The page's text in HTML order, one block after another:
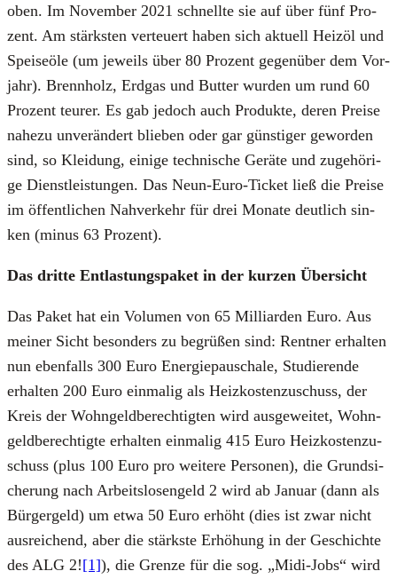
oben. Im Novem­ber 2021 schnell­te sie auf über fünf Pro­
zent. Am stärks­ten ver­teu­ert haben sich aktu­ell Heiz­öl und
Spei­se­öle (um jeweils über 80 Pro­zent gegen­über dem Vor­
jahr). Brenn­holz, Erd­gas und But­ter wur­den um rund 60
Pro­zent teu­rer. Es gab jedoch auch Pro­duk­te, deren Prei­se
nahe­zu unver­än­dert blie­ben oder gar güns­ti­ger gewor­den
sind, so Klei­dung, eini­ge tech­ni­sche Gerä­te und zuge­hö­ri­
ge Dienst­leis­tun­gen. Das Neun-Euro-Ticket ließ die Prei­se
im öffent­li­chen Nah­ver­kehr für drei Mona­te deut­lich sin­
ken (minus 63 Pro­zent).
Das drit­te Ent­las­tungs­pa­ket in der kur­zen Über­sicht
Das Paket hat ein Volu­men von 65 Mil­li­ar­den Euro. Aus
mei­ner Sicht beson­ders zu begrü­ßen sind: Rent­ner erhal­ten
nun eben­falls 300 Euro Ener­gie­pau­scha­le, Stu­die­ren­de
erhal­ten 200 Euro ein­ma­lig als Heiz­kos­ten­zu­schuss, der
Kreis der Wohn­geld­be­rech­tig­ten wird aus­ge­wei­tet, Wohn­
geld­be­rech­tig­te erhal­ten ein­ma­lig 415 Euro Heiz­kos­ten­zu­
schuss (plus 100 Euro pro wei­te­re Per­so­nen), die Grund­si­
che­rung nach Arbeits­lo­sen­geld 2 wird ab Janu­ar (dann als
Bür­ger­geld) um etwa 50 Euro erhöht (dies ist zwar nicht
aus­rei­chend, aber die stärks­te Erhö­hung in der Geschich­te
des ALG 2![1]), die Gren­ze für die sog. „Midi-Jobs“ wird